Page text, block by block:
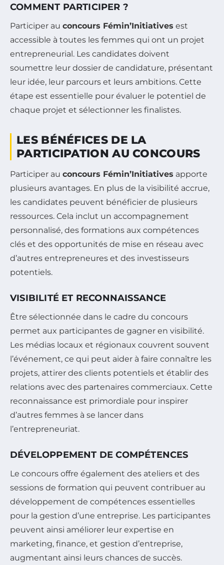
COMMENT PARTICIPER ?
Participer au concours Fémin’Initiatives est
accessible à toutes les femmes qui ont un projet
entrepreneurial. Les candidates doivent
soumettre leur dossier de candidature, présentant
leur idée, leur parcours et leurs ambitions. Cette
étape est essentielle pour évaluer le potentiel de
chaque projet et sélectionner les finalistes.
LES BÉNÉFICES DE LA
PARTICIPATION AU CONCOURS
Participer au concours Fémin’Initiatives apporte
plusieurs avantages. En plus de la visibilité accrue,
les candidates peuvent bénéficier de plusieurs
ressources. Cela inclut un accompagnement
personnalisé, des formations aux compétences
clés et des opportunités de mise en réseau avec
d’autres entrepreneures et des investisseurs
potentiels.
VISIBILITÉ ET RECONNAISSANCE
Être sélectionnée dans le cadre du concours
permet aux participantes de gagner en visibilité.
Les médias locaux et régionaux couvrent souvent
l’événement, ce qui peut aider à faire connaître les
projets, attirer des clients potentiels et établir des
relations avec des partenaires commerciaux. Cette
reconnaissance est primordiale pour inspirer
d’autres femmes à se lancer dans
l’entrepreneuriat.
DÉVELOPPEMENT DE COMPÉTENCES
Le concours offre également des ateliers et des
sessions de formation qui peuvent contribuer au
développement de compétences essentielles
pour la gestion d’une entreprise. Les participantes
peuvent ainsi améliorer leur expertise en
marketing, finance, et gestion d’entreprise,
augmentant ainsi leurs chances de succès.